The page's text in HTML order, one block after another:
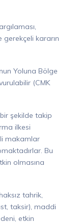
gerekçeli kararın
Yoluna Bölge
(CMK
şekilde takip
ilkesi
makamlar
Bu
olmasına
tahrik,
taksir), maddi
etkin